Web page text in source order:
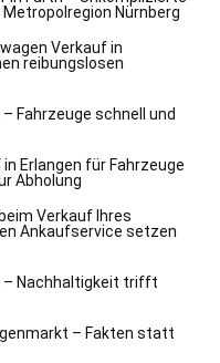
Nürnberg
Verkauf in
reibungslosen
Fahrzeuge schnell und
Erlangen für Fahrzeuge
Abholung
Verkauf Ihres
Ankaufservice setzen
– Nachhaltigkeit trifft
– Fakten statt